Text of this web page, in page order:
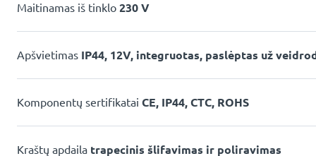
Maitinamas iš tinklo 230 V
Apšvietimas IP44, 12V, integruotas, paslėptas už
Komponentų sertifikatai CE, IP44, CTC, ROHS
Kraštų apdaila trapecinis šlifavimas ir poliravimas